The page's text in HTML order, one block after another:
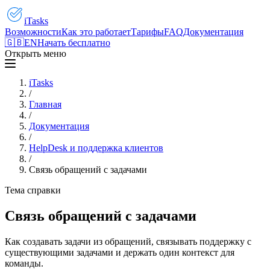
iTasks
ВозможностиКак это работаетТарифыFAQДокументация
🇬🇧ENНачать бесплатно
Открыть меню
iTasks
/
Главная
/
Документация
/
HelpDesk и поддержка клиентов
/
Связь обращений с задачами
Тема справки
Связь обращений с задачами
Как создавать задачи из обращений, связывать поддержку с
существующими задачами и держать один контекст для
команды.